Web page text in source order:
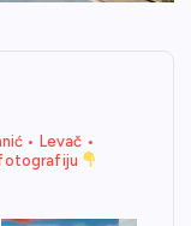
• Levač •